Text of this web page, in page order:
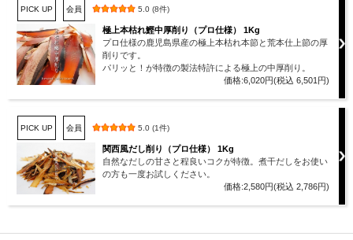
PICK UP 会員 5.0 (8件)
極上本枯れ鰹中厚削り（プロ仕様） 1Kg
プロ仕様の鹿児島県産の極上本枯れ本節と荒本仕上節の厚
削りです。
パリッと！が特徴の製法特許による極上の中厚削り。
価格:6,020円(税込 6,501円)
PICK UP 会員 5.0 (1件)
関西風だし削り（プロ仕様） 1Kg
自然なだしの甘さと程良いコクが特徴。煮干だしをお使い
の方も一度お試しください。
価格:2,580円(税込 2,786円)